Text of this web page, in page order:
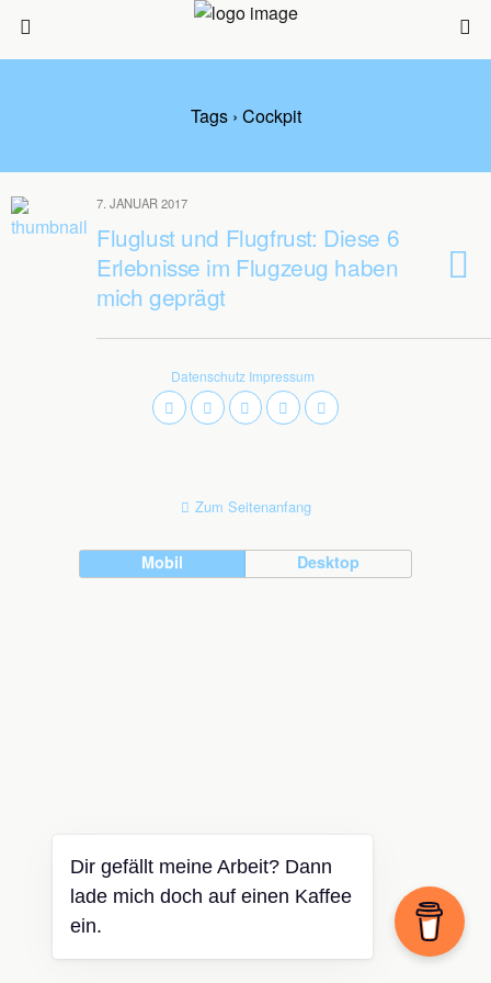
Tags › Cockpit
7. JANUAR 2017
Fluglust und Flugfrust: Diese 6
Erlebnisse im Flugzeug haben
mich geprägt
Datenschutz Impressum
Zum Seitenanfang
Mobil Desktop
Dir gefällt meine Arbeit? Dann
lade mich doch auf einen Kaffee
ein.